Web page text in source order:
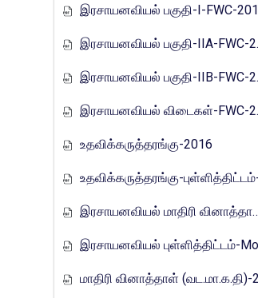
இரசாயனவியல் பகுதி-I-FWC-
இரசாயனவியல் பகுதி-IIA-FWC-2016
இரசாயனவியல் பகுதி-IIB-FWC-2016
இரசாயனவியல் விடைகள்-FWC-2016
உதவிக்கருத்தரங்கு-2016
உதவிக்கருத்தரங்கு-புள்ளித்திட்டம்-
இரசாயனவியல் மாதிரி வினாத்தாள்-Mora_E_Tamils_2017
இரசாயனவியல் புள்ளித்திட்டம்-Mora_E_Tamils_2017
மாதிரி வினாத்தாள் (வட.மா.க.தி)-2019